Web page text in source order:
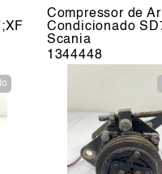
Compressor de Ar
Condicionado
Scania
1344448